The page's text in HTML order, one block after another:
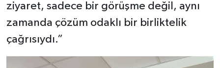
ziyaret, sadece bir görüşme değil, aynı
zamanda çözüm odaklı bir birliktelik
çağrısıydı.”